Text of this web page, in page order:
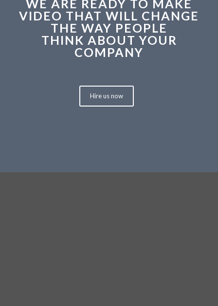
WE ARE READY TO MAKE
VIDEO THAT WILL CHANGE
THE WAY PEOPLE
THINK ABOUT YOUR
COMPANY
Hire us now